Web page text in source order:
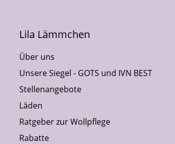
Lila Lämmchen
Über uns
Unsere Siegel - GOTS und IVN BEST
Stellenangebote
Läden
Ratgeber zur Wollpflege
Rabatte